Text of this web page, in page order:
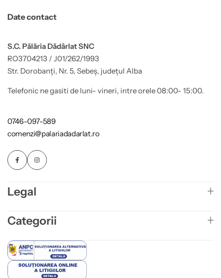
Date contact
S.C. Pălăria Dădârlat SNC
RO3704213 / J01/262/1993
Str. Dorobanți, Nr. 5, Sebeș, județul Alba
Telefonic ne gasiti de luni- vineri, intre orele 08:00- 15:00.
0746-097-589
comenzi@palariadadarlat.ro
Legal
Categorii